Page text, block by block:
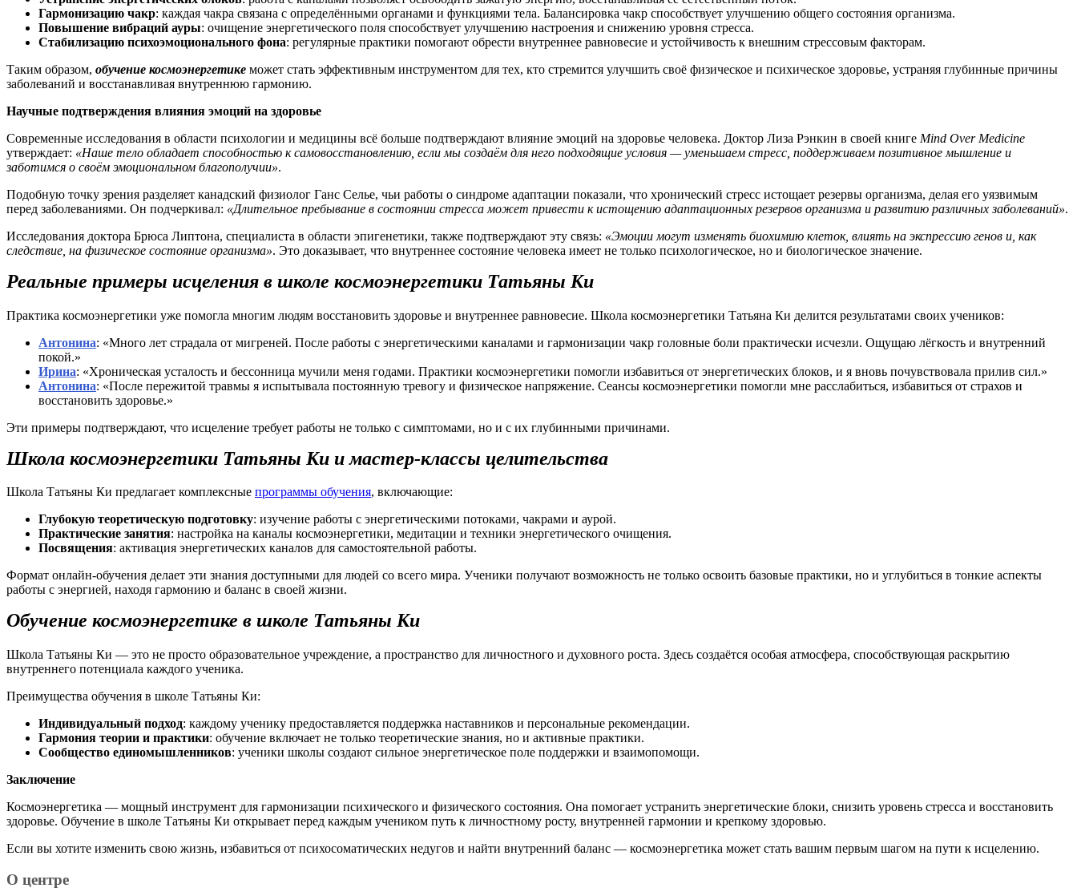
Гармонизацию чакр: каждая чакра связана с определёнными органами и функциями тела. Балансировка чакр способствует улучшению общего состояния организма.
Повышение вибраций ауры: очищение энергетического поля способствует улучшению настроения и снижению уровня стресса.
Стабилизацию психоэмоционального фона: регулярные практики помогают обрести внутреннее равновесие и устойчивость к внешним стрессовым факторам.
Таким образом, обучение космоэнергетике может стать эффективным инструментом для тех, кто стремится улучшить своё физическое и психическое здоровье, устраняя глубинные причины
заболеваний и восстанавливая внутреннюю гармонию.
Научные подтверждения влияния эмоций на здоровье
Современные исследования в области психологии и медицины всё больше подтверждают влияние эмоций на здоровье человека. Доктор Лиза Рэнкин в своей книге Mind Over Medicine
утверждает: «Наше тело обладает способностью к самовосстановлению, если мы создаём для него подходящие условия — уменьшаем стресс, поддерживаем позитивное мышление и
заботимся о своём эмоциональном благополучии».
Подобную точку зрения разделяет канадский физиолог Ганс Селье, чьи работы о синдроме адаптации показали, что хронический стресс истощает резервы организма, делая его уязвимым
перед заболеваниями. Он подчеркивал: «Длительное пребывание в состоянии стресса может привести к истощению адаптационных резервов организма и развитию различных заболеваний».
Исследования доктора Брюса Липтона, специалиста в области эпигенетики, также подтверждают эту связь: «Эмоции могут изменять биохимию клеток, влиять на экспрессию генов и, как
следствие, на физическое состояние организма». Это доказывает, что внутреннее состояние человека имеет не только психологическое, но и биологическое значение.
Реальные примеры исцеления в школе космоэнергетики Татьяны Ки
Практика космоэнергетики уже помогла многим людям восстановить здоровье и внутреннее равновесие. Школа космоэнергетики Татьяна Ки делится результатами своих учеников:
Антонина: «Много лет страдала от мигреней. После работы с энергетическими каналами и гармонизации чакр головные боли практически исчезли. Ощущаю лёгкость и внутренний
покой.»
Ирина: «Хроническая усталость и бессонница мучили меня годами. Практики космоэнергетики помогли избавиться от энергетических блоков, и я вновь почувствовала прилив сил.»
Антонина: «После пережитой травмы я испытывала постоянную тревогу и физическое напряжение. Сеансы космоэнергетики помогли мне расслабиться, избавиться от страхов и
восстановить здоровье.»
Эти примеры подтверждают, что исцеление требует работы не только с симптомами, но и с их глубинными причинами.
Школа космоэнергетики Татьяны Ки и мастер-классы целительства
Школа Татьяны Ки предлагает комплексные программы обучения, включающие:
Глубокую теоретическую подготовку: изучение работы с энергетическими потоками, чакрами и аурой.
Практические занятия: настройка на каналы космоэнергетики, медитации и техники энергетического очищения.
Посвящения: активация энергетических каналов для самостоятельной работы.
Формат онлайн-обучения делает эти знания доступными для людей со всего мира. Ученики получают возможность не только освоить базовые практики, но и углубиться в тонкие аспекты
работы с энергией, находя гармонию и баланс в своей жизни.
Обучение космоэнергетике в школе Татьяны Ки
Школа Татьяны Ки — это не просто образовательное учреждение, а пространство для личностного и духовного роста. Здесь создаётся особая атмосфера, способствующая раскрытию
внутреннего потенциала каждого ученика.
Преимущества обучения в школе Татьяны Ки:
Индивидуальный подход: каждому ученику предоставляется поддержка наставников и персональные рекомендации.
Гармония теории и практики: обучение включает не только теоретические знания, но и активные практики.
Сообщество единомышленников: ученики школы создают сильное энергетическое поле поддержки и взаимопомощи.
Заключение
Космоэнергетика — мощный инструмент для гармонизации психического и физического состояния. Она помогает устранить энергетические блоки, снизить уровень стресса и восстановить
здоровье. Обучение в школе Татьяны Ки открывает перед каждым учеником путь к личностному росту, внутренней гармонии и крепкому здоровью.
Если вы хотите изменить свою жизнь, избавиться от психосоматических недугов и найти внутренний баланс — космоэнергетика может стать вашим первым шагом на пути к исцелению.
О центре